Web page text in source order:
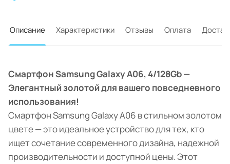
Описание Характеристики Отзывы Оплата
Смартфон Samsung Galaxy A06, 4/128Gb —
Элегантный золотой для вашего повседневного
использования!
Смартфон Samsung Galaxy A06 в стильном золотом
цвете — это идеальное устройство для тех, кто
ищет сочетание современного дизайна, надежной
производительности и доступной цены. Этот